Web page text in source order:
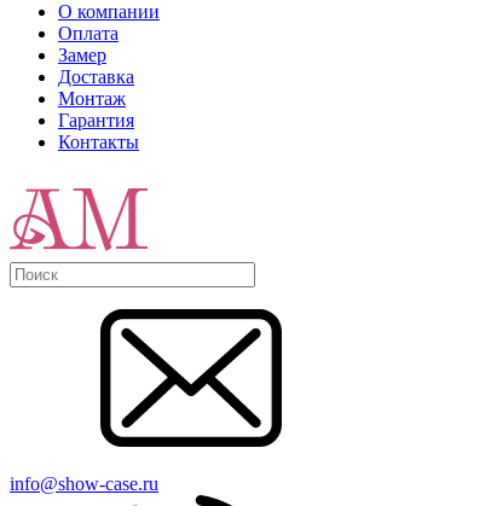
О компании
Оплата
Замер
Доставка
Монтаж
Гарантия
Контакты
info@show-case.ru